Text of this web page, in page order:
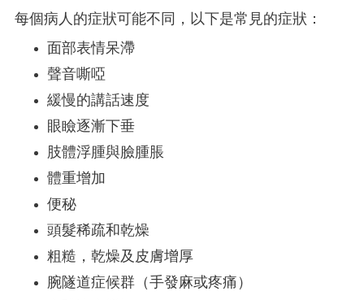
每個病人的症狀可能不同，以下是常見的症狀：
面部表情呆滯
聲音嘶啞
緩慢的講話速度
眼瞼逐漸下垂
肢體浮腫與臉腫脹
體重增加
便秘
頭髮稀疏和乾燥
粗糙，乾燥及皮膚增厚
腕隧道症候群（手發麻或疼痛）